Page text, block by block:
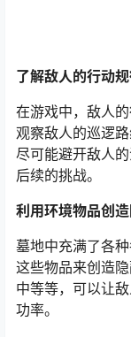
了解敌人的行动
在游戏中，敌人
观察敌人的巡逻
尽可能避开敌人
后续的挑战。
利用环境物品创
墓地中充满了各
这些物品来创造
中等等，可以让
功率。